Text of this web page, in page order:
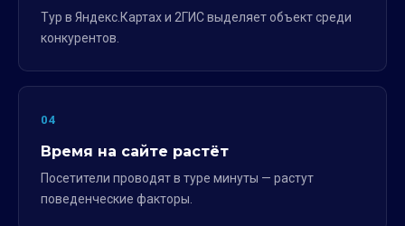
Тур в Яндекс.Картах и 2ГИС выделяет объект среди
конкурентов.
04
Время на сайте растёт
Посетители проводят в туре минуты — растут
поведенческие факторы.